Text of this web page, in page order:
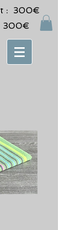
: 300€
300€